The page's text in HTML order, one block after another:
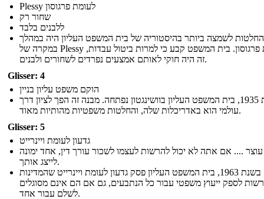
Plessy לעומת פרגוסון
שחור רק
ללבנים בלבד
לשמצה ביותר בהיסטוריה של בית המשפט העליון היה במהלך
במקרה של Plessy לעומת פרגוסון. בית המשפט קבע כי למרות ביטול עבדות,
זה היה חוקי לאותם אמצעים נפרדים לשחורים ולבנים.
Glisser: 4
הוקם משפט עליון בניין
בשנת 1935, בית המשפט העליון בוושינגטון נפתחה. מבנה זה הפך לציון דרך
עולמי הוא באדריכלות שלה, והחלטות משפטיות מהותיות מאוד.
Glisser: 5
גדעון לעומת ויינרייט
.... אם אתה לא יכול להרשות לעצמו לשכור עורך דין, אחד ימונה
לייצג אותך.
בשנת 1963, בית המשפט העליון פסק גדעון לעומת ויינרייט שהמדינות
לספק ייעוץ משפטי עבור כל הנתבעים, גם אם הם אינם מסוגלים
לשלם עבור אחד.